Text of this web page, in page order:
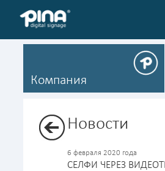
Компания
Новости
6 февраля 2020 года
СЕЛФИ ЧЕРЕЗ